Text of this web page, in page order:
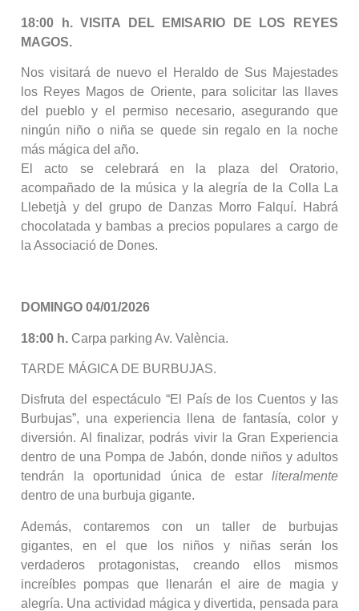
18:00 h. VISITA DEL EMISARIO DE LOS REYES
MAGOS.
Nos visitará de nuevo el Heraldo de Sus Majestades
los Reyes Magos de Oriente, para solicitar las llaves
del pueblo y el permiso necesario, asegurando que
ningún niño o niña se quede sin regalo en la noche
más mágica del año.
El acto se celebrará en la plaza del Oratorio,
acompañado de la música y la alegría de la Colla La
Llebetjà y del grupo de Danzas Morro Falquí. Habrá
chocolatada y bambas a precios populares a cargo de
la Associació de Dones.
DOMINGO 04/01/2026
18:00 h. Carpa parking Av. València.
TARDE MÁGICA DE BURBUJAS.
Disfruta del espectáculo “El País de los Cuentos y las
Burbujas”, una experiencia llena de fantasía, color y
diversión. Al finalizar, podrás vivir la Gran Experiencia
dentro de una Pompa de Jabón, donde niños y adultos
tendrán la oportunidad única de estar literalmente
dentro de una burbuja gigante.
Además, contaremos con un taller de burbujas
gigantes, en el que los niños y niñas serán los
verdaderos protagonistas, creando ellos mismos
increíbles pompas que llenarán el aire de magia y
alegría. Una actividad mágica y divertida, pensada para